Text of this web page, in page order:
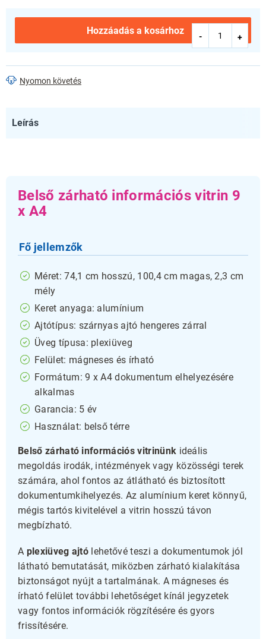
Hozzáadás a kosárhoz
Nyomon követés
Leírás
Belső zárható információs vitrin 9
x A4
Fő jellemzők
Méret: 74,1 cm hosszú, 100,4 cm magas, 2,3 cm
mély
Keret anyaga: alumínium
Ajtótípus: szárnyas ajtó hengeres zárral
Üveg típusa: plexiüveg
Felület: mágneses és írható
Formátum: 9 x A4 dokumentum elhelyezésére
alkalmas
Garancia: 5 év
Használat: belső térre
Belső zárható információs vitrinünk ideális
megoldás irodák, intézmények vagy közösségi terek
számára, ahol fontos az átlátható és biztosított
dokumentumkihelyezés. Az alumínium keret könnyű,
mégis tartós kivitelével a vitrin hosszú távon
megbízható.
A plexiüveg ajtó lehetővé teszi a dokumentumok jól
látható bemutatását, miközben zárható kialakítása
biztonságot nyújt a tartalmának. A mágneses és
írható felület további lehetőséget kínál jegyzetek
vagy fontos információk rögzítésére és gyors
frissítésére.